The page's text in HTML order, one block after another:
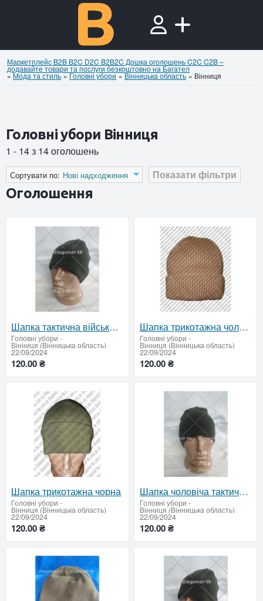
Маркетплейс B2B B2C D2C B2B2C Дошка оголошень C2C C2B –
додавайте товари та послуги безкоштовно на Багател
»Мода та стиль »Головні убори »Вінницька область » Вінниця
Головні убори Вінниця
1 - 14 з 14 оголошень
Показати фільтри
Сортувати по: Нові надходження
Оголошення
Шапка тактична військова
Головні убори -
Вінниця (Вінницька область)
22/09/2024
120.00 ₴
Шапка трикотажна чоловіча
Головні убори -
Вінниця (Вінницька область)
22/09/2024
120.00 ₴
Шапка трикотажна чорна
Головні убори -
Вінниця (Вінницька область)
22/09/2024
120.00 ₴
Шапка чоловіча тактична на флісі
Головні убори -
Вінниця (Вінницька область)
22/09/2024
120.00 ₴